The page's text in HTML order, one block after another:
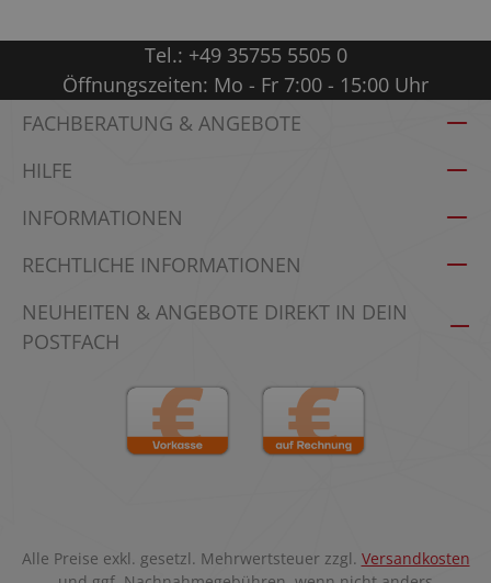
Tel.: +49 35755 5505 0
Öffnungszeiten: Mo - Fr 7:00 - 15:00 Uhr
FACHBERATUNG & ANGEBOTE
HILFE
INFORMATIONEN
RECHTLICHE INFORMATIONEN
NEUHEITEN & ANGEBOTE DIREKT IN DEIN
POSTFACH
Alle Preise exkl. gesetzl. Mehrwertsteuer zzgl. Versandkosten